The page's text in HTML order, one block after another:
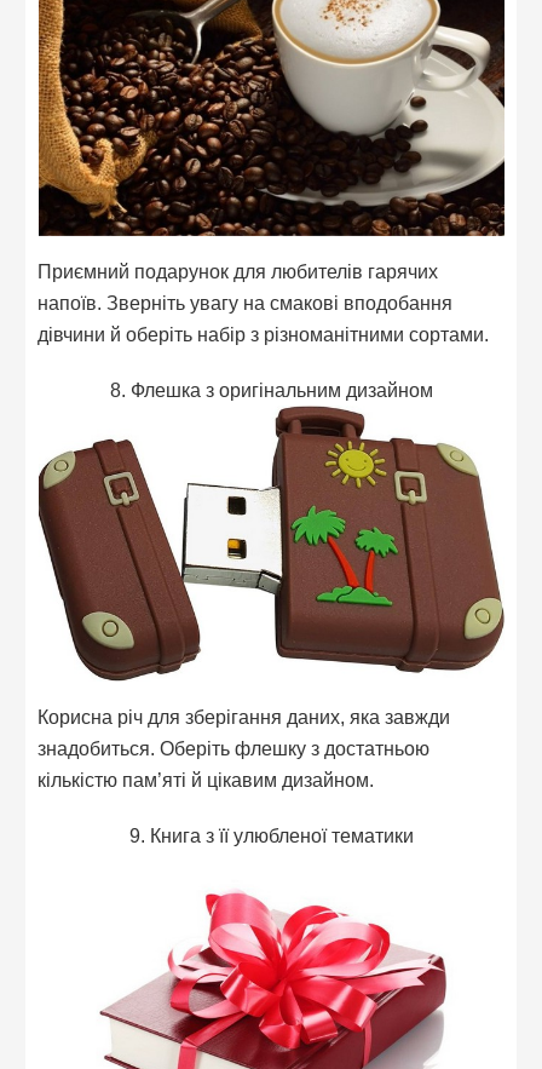
Приємний подарунок для любителів гарячих
напоїв. Зверніть увагу на смакові вподобання
дівчини й оберіть набір з різноманітними сортами.
8. Флешка з оригінальним дизайном
Корисна річ для зберігання даних, яка завжди
знадобиться. Оберіть флешку з достатньою
кількістю пам’яті й цікавим дизайном.
9. Книга з її улюбленої тематики